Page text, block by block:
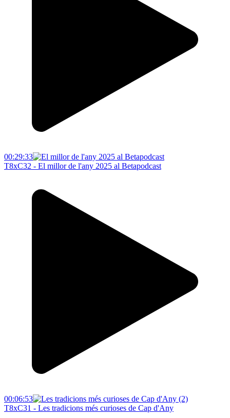
00:29:33
T8xC32 - El millor de l'any 2025 al Betapodcast
00:06:53
T8xC31 - Les tradicions més curioses de Cap d'Any